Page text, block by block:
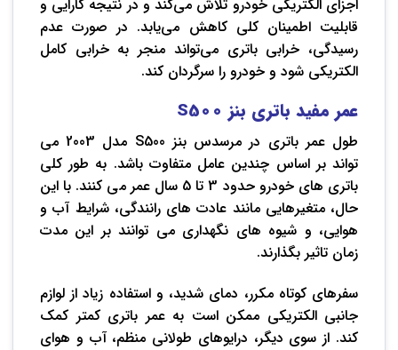
اجزای الکتریکی خودرو تلاش می‌کند و در نتیجه کارایی و
قابلیت اطمینان کلی کاهش می‌یابد. در صورت عدم
رسیدگی، خرابی باتری می‌تواند منجر به خرابی کامل
الکتریکی شود و خودرو را سرگردان کند.
عمر مفید باتری بنز S500
طول عمر باتری در مرسدس بنز S500 مدل 2003 می
تواند بر اساس چندین عامل متفاوت باشد. به طور کلی
باتری های خودرو حدود 3 تا 5 سال عمر می کنند. با این
حال، متغیرهایی مانند عادت های رانندگی، شرایط آب و
هوایی، و شیوه های نگهداری می توانند بر این مدت
زمان تاثیر بگذارند.
سفرهای کوتاه مکرر، دمای شدید، و استفاده زیاد از لوازم
جانبی الکتریکی ممکن است به عمر باتری کمتر کمک
کند. از سوی دیگر، درایوهای طولانی منظم، آب و هوای